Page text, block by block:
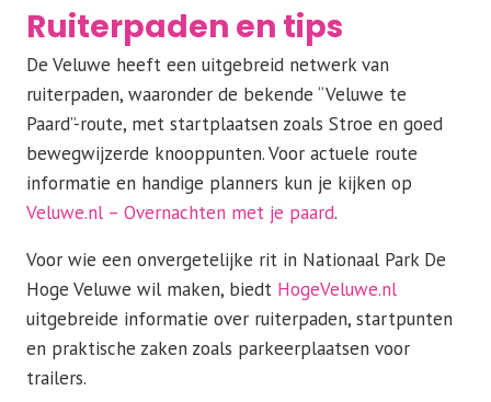
Ruiterpaden en tips
De Veluwe heeft een uitgebreid netwerk van
ruiterpaden, waaronder de bekende “Veluwe te
Paard”-route, met startplaatsen zoals Stroe en goed
bewegwijzerde knooppunten. Voor actuele route
informatie en handige planners kun je kijken op
Veluwe.nl – Overnachten met je paard.
Voor wie een onvergetelijke rit in Nationaal Park De
Hoge Veluwe wil maken, biedt HogeVeluwe.nl
uitgebreide informatie over ruiterpaden, startpunten
en praktische zaken zoals parkeerplaatsen voor
trailers.